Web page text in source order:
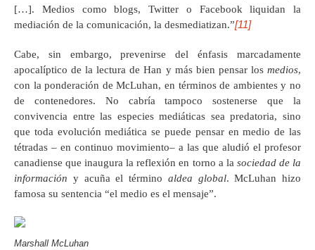
[…]. Medios como blogs, Twitter o Facebook liquidan la
mediación de la comunicación, la desmediatizan.”[11]
Cabe, sin embargo, prevenirse del énfasis marcadamente
apocalíptico de la lectura de Han y más bien pensar los medios,
con la ponderación de McLuhan, en términos de ambientes y no
de contenedores. No cabría tampoco sostenerse que la
convivencia entre las especies mediáticas sea predatoria, sino
que toda evolución mediática se puede pensar en medio de las
tétradas – en continuo movimiento– a las que aludió el profesor
canadiense que inaugura la reflexión en torno a la sociedad de la
información y acuña el término aldea global. McLuhan hizo
famosa su sentencia “el medio es el mensaje”.
Marshall McLuhan